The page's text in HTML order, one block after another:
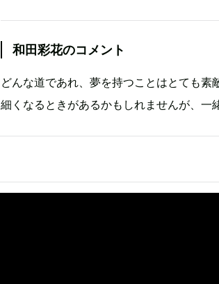
和田彩花のコメント
どんな道であれ、夢を持つことはとても
細くなるときがあるかもしれませんが、一